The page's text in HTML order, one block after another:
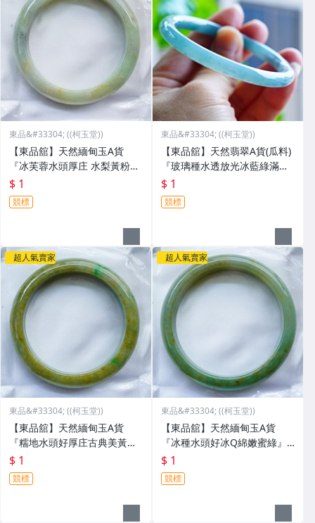
東品&#33304; ((柯玉堂))
【東品舘】天然緬甸玉A貨
『冰芙蓉水頭厚庄 水梨黃粉藍
紫綠小三彩』 泥鰍背特大手圍
翡翠玉鐲 #19.5(59.9mm) @8
1016 一元起標
$ 1
競標
東品&#33304; ((柯玉堂))
【東品舘】天然翡翠A貨(瓜料)
『玻璃種水透放光冰藍綠滿
色』 美人條/叮噹圓骨翡翠玉
鐲 #18.8(57.5mm) @81015
一元起標
$ 1
競標
超人氣賣家
東品&#33304; ((柯玉堂))
【東品舘】天然緬甸玉A貨
『糯地水頭好厚庄古典美黃
+綠』大手圍翡翠玉鐲#19.2(5
8.8mm)@81014一元起標
$ 1
競標
超人氣賣家
東品&#33304; ((柯玉堂))
【東品舘】天然緬甸玉A貨
『冰種水頭好冰Q綿嫩蜜綠』
大手圍翡翠玉鐲#19.3(59.5m
m)@81013 一元起標
$ 1
競標